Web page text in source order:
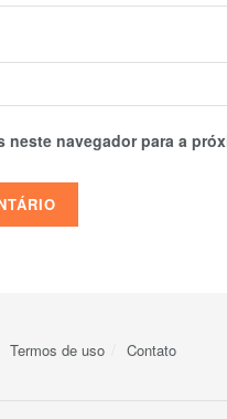
neste navegador para a
Termos de uso Contato